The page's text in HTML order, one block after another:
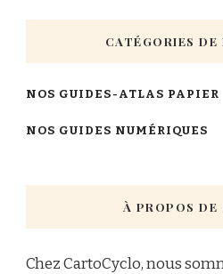
CATÉGORIES DE
NOS GUIDES-ATLAS PAPIER
NOS GUIDES NUMÉRIQUES
À PROPOS DE
Chez CartoCyclo, nous